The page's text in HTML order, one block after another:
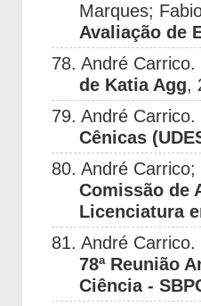
Marques;
Avaliação de
78. André Carrico.
de Katia Agg,
79. André Carrico.
Cênicas
80. André
Comissão de
Licenciatura
81. André Carrico.
78ª Reunião
Ciência -